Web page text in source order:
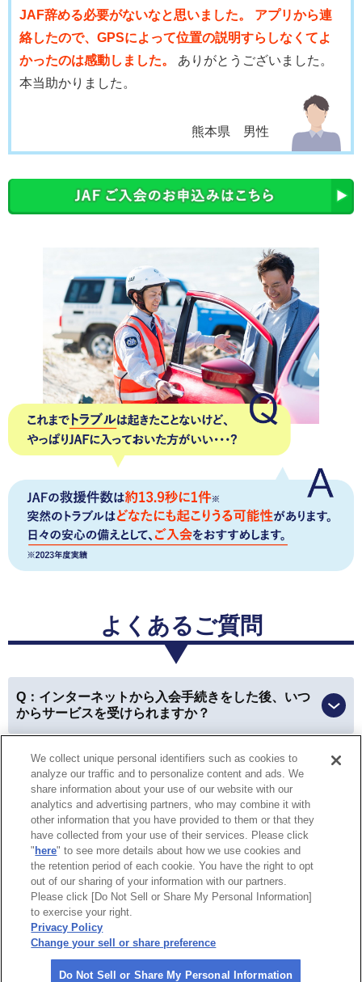
JAF辞める必要がないなと思いました。 アプリから連
絡したので、GPSによって位置の説明すらしなくてよ
かったのは感動しました。 ありがとうございました。
本当助かりました。
熊本県 男性
会員優待サービス
サービス)に、お得を感じて満足しています。
熊本県 女性
会員優待サービス
優待サービスが1割引きだとしても得した気分になりま
いろいろな優待施設があるので、毎年年会費を払っ
ていても気になりません。
愛知県 女性
会員優待サービス
JAF PLUSのお楽しみクーポンを楽しみにしています。
※JAF PLUSとは年4回お届けする会員向け情報チラシです。
会員優待サービス
優待を利用できて、本当にお得に買い物ができました！
以前はお財布やカバンの中から会員カードを探したり、
車に入れていた時には利用できなかったのが、今は
ホで会員証を見せることが出来るので、すごく便利にな
りました。
愛知県 女性
会員優待サービス
親戚と温泉へ行ったとき、割引になって皆に感謝されま
やはり割引があるのは嬉しいですね！
よくあるご質問
Q：インターネットから入会手続きをした後、いつ
からサービスを受けられますか？
Q：ロードサービスの救援現場で入会および会員扱
いでのサービスは受けられますか？
特定商取引法に基づく表示 個人情報保護方針
個人情報の取り扱いについて
Do Not Sell or Share My Personal
Information
企業情報
©2026 All rights reserved.
We collect unique personal identifiers such as cookies to
analyze our traffic and to personalize content and ads. We
share information about your use of our website with our
analytics and advertising partners, who may combine it with
other information that you have provided to them or that they
have collected from your use of their services. Please click
" here" to see more details about how we use cookies and
the retention period of each cookie. You have the right to opt
out of our sharing of your information with our partners.
Please click [Do Not Sell or Share My Personal Information]
to exercise your right.
Privacy Policy
Change your sell or share preference
Do Not Sell or Share My Personal Information